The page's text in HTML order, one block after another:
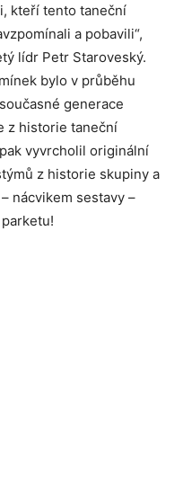
kteří tento taneční
a pobavili“,
lídr Petr Staroveský.
bylo v průběhu
generace
z historie taneční
vyvrcholil originální
z historie skupiny a
nácvikem sestavy –